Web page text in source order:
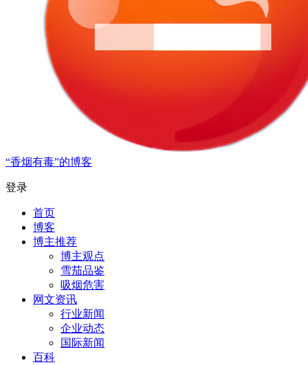
“香烟有毒”的博客
登录
首页
博客
博主推荐
博主观点
雪茄品鉴
吸烟危害
网文资讯
行业新闻
企业动态
国际新闻
百科